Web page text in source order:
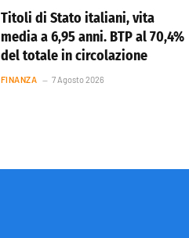
Titoli di Stato italiani, vita
media a 6,95 anni. BTP al 70,4%
del totale in circolazione
FINANZA 7 Agosto 2026